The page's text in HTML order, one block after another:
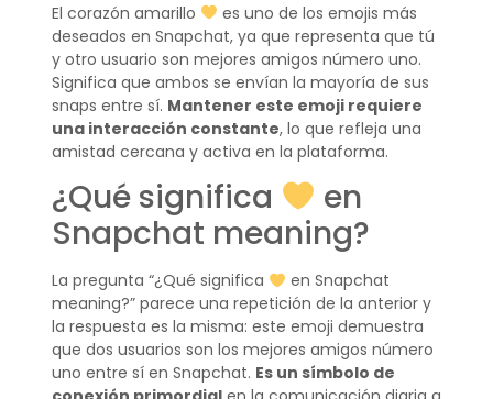
El corazón amarillo
es uno de los emojis más
deseados en Snapchat, ya que representa que tú
y otro usuario son mejores amigos número uno.
Significa que ambos se envían la mayoría de sus
snaps entre sí. Mantener este emoji requiere
una interacción constante, lo que refleja una
amistad cercana y activa en la plataforma.
¿Qué significa
en
Snapchat meaning?
La pregunta “¿Qué significa
en Snapchat
meaning?” parece una repetición de la anterior y
la respuesta es la misma: este emoji demuestra
que dos usuarios son los mejores amigos número
uno entre sí en Snapchat. Es un símbolo de